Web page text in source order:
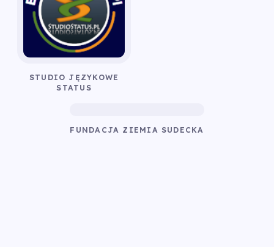
STUDIO JĘZYKOWE
STATUS
FUNDACJA ZIEMIA SUDECKA